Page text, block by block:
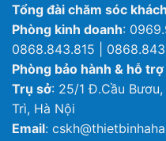
Tổng đài chăm sóc
Phòng kinh doanh:
0868.843.815 |
Phòng bảo hành & hỗ
Trụ sở: 25/1 Đ.Cầu
Trì, Hà Nội
Email: